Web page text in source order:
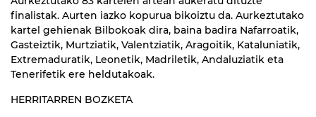
finalistak. Aurten iazko kopurua bikoiztu da. Aurkeztutako
kartel gehienak Bilbokoak dira, baina badira Nafarroatik,
Gasteiztik, Murtziatik, Valentziatik, Aragoitik, Kataluniatik,
Extremaduratik, Leonetik, Madriletik, Andaluziatik eta
Tenerifetik ere heldutakoak.
HERRITARREN BOZKETA